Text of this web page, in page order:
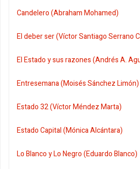
Candelero (Abraham Mohamed)
El deber ser (Víctor Santiago Serrano
El Estado y sus razones (Andrés A.
Entresemana (Moisés Sánchez Limón)
Estado 32 (Víctor Méndez Marta)
Estado Capital (Mónica Alcántara)
Lo Blanco y Lo Negro (Eduardo Blanco)